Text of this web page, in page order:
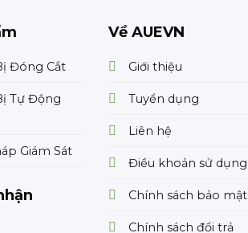
Đóng Cắt
Tự Động
Giám Sát
Về AUEVN
Giới thiệu
Tuyển dụng
Liên hệ
Điều khoản sử dụng
Chính sách bảo mật
Chính sách đổi trả